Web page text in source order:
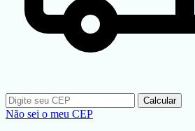
Calcular
Não sei o meu CEP